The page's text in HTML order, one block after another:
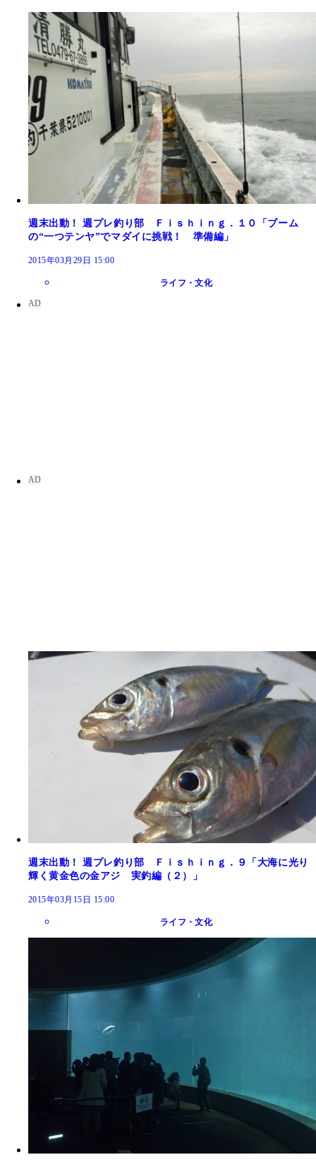
週末出動！ 週プレ釣り部 Ｆｉｓｈｉｎｇ．１０「ブーム
の“一つテンヤ”でマダイに挑戦！ 準備編」
2015年03月29日 15:00
ライフ・文化
週末出動！ 週プレ釣り部 Ｆｉｓｈｉｎｇ．９「大海に光り
輝く黄金色の金アジ 実釣編（２）」
2015年03月15日 15:00
ライフ・文化